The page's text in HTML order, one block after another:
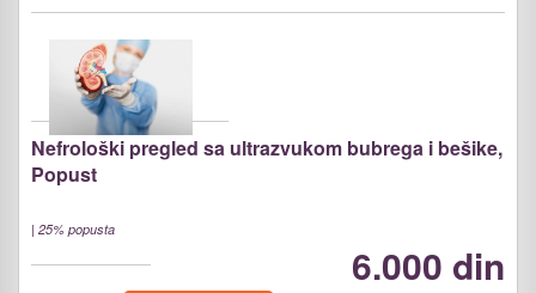
Nefrološki pregled sa ultrazvukom bubrega i bešike,
Popust
| 25% popusta
6.000 din